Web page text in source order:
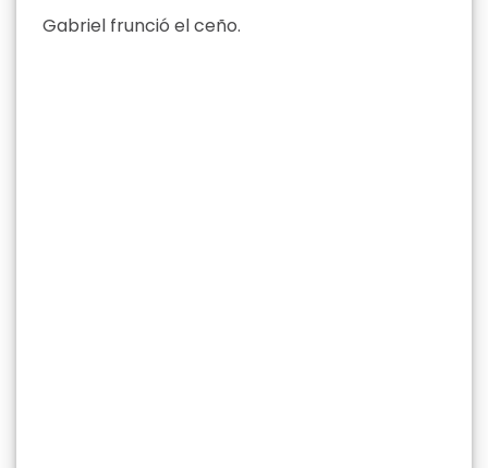
Gabriel frunció el ceño.